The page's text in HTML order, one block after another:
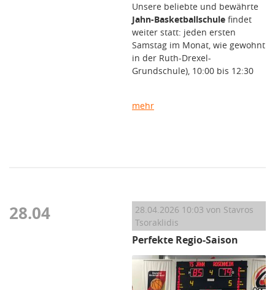
Unsere beliebte und bewährte
Jahn-Basketballschule findet
weiter statt: jeden ersten
Samstag im Monat, wie gewohnt
in der Ruth-Drexel-
Grundschule), 10:00 bis 12:30
mehr
28.04 28.04.2026 10:03 von Stavros
Tsoraklidis
Perfekte Regio-Saison